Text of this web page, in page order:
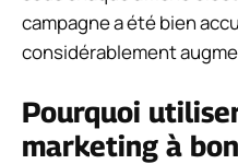
campagne a été bien
considérablement
Pourquoi
marketing à